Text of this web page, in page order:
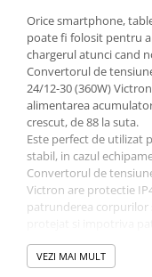
Orice smartphone,
poate fi folosit pentru
chargerul atunci cand
Convertorul de
24/12-30 (360W)
alimentarea
crescut, de 88 la suta.
Este perfect de utilizat
stabil, in cazul
Convertorul de
Victron are protectie
patrunderea corpurilor
Selectie specificatii
Voltaj Baterie: 12V;
VEZI MAI MULT